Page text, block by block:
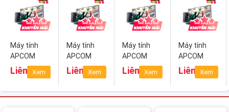
Máy tính
APCOM
PowerPro
Smart 2 (i3-
Liên hệ
Xem
Máy tính
APCOM
PowerPro
Smart 2 (I5-
Liên hệ
Xem
Máy tính
APCOM
Gaming
Power (i5-
Liên hệ
Xem
Máy tính
APCOM
Gaming
Power (i7-
Liên hệ
Xem